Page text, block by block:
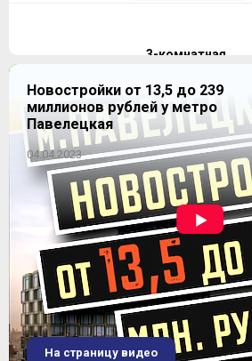
3-комнатная
73,49-73,49 м2 Продано
ЖК Люблинский (Дом у сквера)
Новостройки от 13,5 до 239
миллионов рублей у метро
Павелецкая
04.04.2023
На страницу видео